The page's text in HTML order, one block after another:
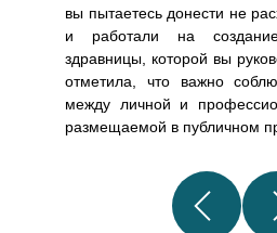
вы пытаетесь донести не
и работали на
здравницы, которой вы
отметила, что важно
между личной и
размещаемой в публичном